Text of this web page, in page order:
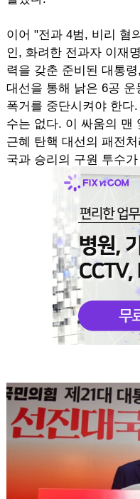
이어 "전과 4범, 비리 혐
인, 화려한 전과자 이재
력을 갖춘 준비된 대통
대선을 통해 낡은 6공
폭거를 중단시켜야 한다
수는 없다. 이 싸움의 맨
근혜 탄핵 대선의 패전
국과 승리의 구원 투수